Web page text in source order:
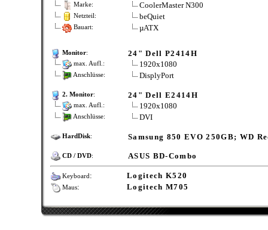
Marke: CoolerMaster N300
Netzteil: beQuiet
Bauart: µATX
Monitor: 24" Dell P2414H
max. Aufl.: 1920x1080
Anschlüsse: DisplyPort
2. Monitor: 24" Dell E2414H
max. Aufl.: 1920x1080
Anschlüsse: DVI
HardDisk: Samsung 850 EVO 250GB; WD
CD / DVD: ASUS BD-Combo
Keyboard: Logitech K520
Maus: Logitech M705